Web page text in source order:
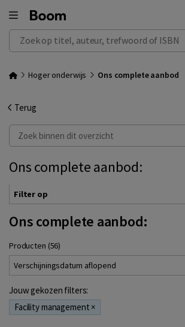
Zoek op titel, auteur, trefwoord of ISBN
Hoger onderwijs Ons complete aanbod
Terug
Zoek binnen dit overzicht
Ons complete aanbod:
Filter op
Ons complete aanbod:
Producten (56)
Verschijningsdatum aflopend
Jouw gekozen filters:
Facility management ×